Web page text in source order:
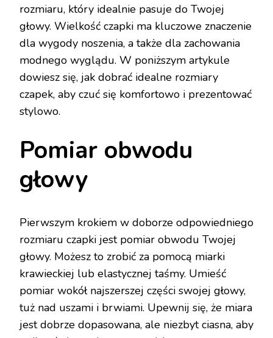
rozmiaru, który idealnie pasuje do Twojej
głowy. Wielkość czapki ma kluczowe znaczenie
dla wygody noszenia, a także dla zachowania
modnego wyglądu. W poniższym artykule
dowiesz się, jak dobrać idealne rozmiary
czapek, aby czuć się komfortowo i prezentować
stylowo.
Pomiar obwodu
głowy
Pierwszym krokiem w doborze odpowiedniego
rozmiaru czapki jest pomiar obwodu Twojej
głowy. Możesz to zrobić za pomocą miarki
krawieckiej lub elastycznej taśmy. Umieść
pomiar wokół najszerszej części swojej głowy,
tuż nad uszami i brwiami. Upewnij się, że miara
jest dobrze dopasowana, ale niezbyt ciasna, aby